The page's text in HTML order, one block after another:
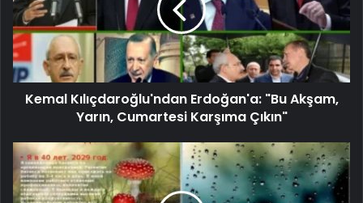
Kemal Kılıçdaroğlu'ndan Erdoğan'a: "Bu Akşam,
Yarın, Cumartesi Karşıma Çıkın"